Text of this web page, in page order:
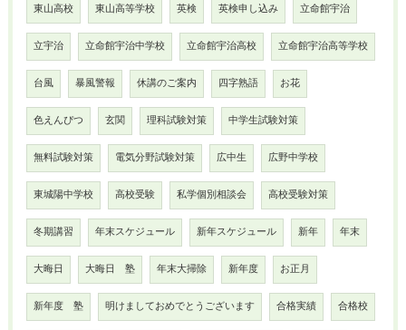
東山高校 東山高等学校 英検 英検申し込み 立命館宇治
立宇治 立命館宇治中学校 立命館宇治高校 立命館宇治高等学校
台風 暴風警報 休講のご案内 四字熟語 お花
色えんぴつ 玄関 理科試験対策 中学生試験対策
無料試験対策 電気分野試験対策 広中生 広野中学校
東城陽中学校 高校受験 私学個別相談会 高校受験対策
冬期講習 年末スケジュール 新年スケジュール 新年 年末
大晦日 大晦日 塾 年末大掃除 新年度 お正月
新年度 塾 明けましておめでとうございます 合格実績 合格校